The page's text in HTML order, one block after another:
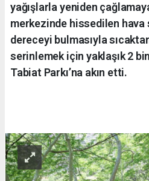
yağışlarla yeniden
merkezinde hissedilen hava
dereceyi bulmasıyla
serinlemek için yaklaşık 2
Tabiat Parkı’na akın etti.